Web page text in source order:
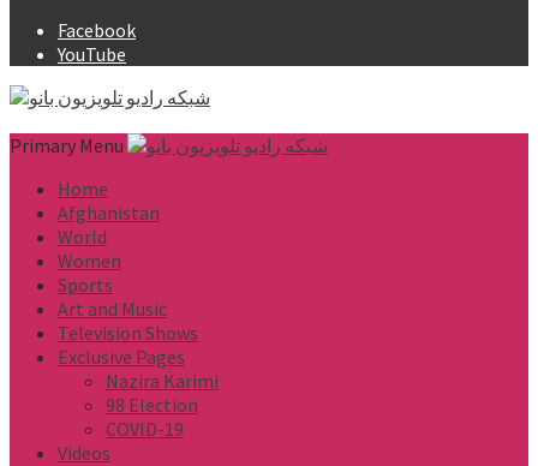
Facebook
YouTube
Primary Menu
Home
Afghanistan
World
Women
Sports
Art and Music
Television Shows
Exclusive Pages
Nazira Karimi
98 Election
COVID-19
Videos